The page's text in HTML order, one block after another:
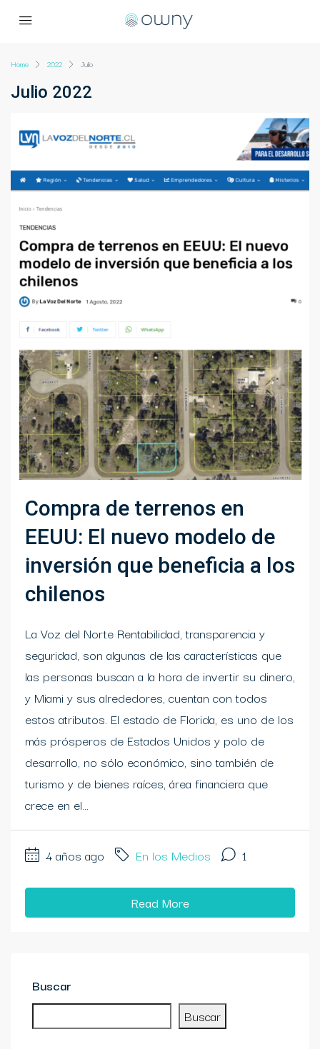
Home 2022 Julio
Julio 2022
Compra de terrenos en
EEUU: El nuevo modelo de
inversión que beneficia a los
chilenos
La Voz del Norte Rentabilidad, transparencia y
seguridad, son algunas de las características que
las personas buscan a la hora de invertir su dinero,
y Miami y sus alrededores, cuentan con todos
estos atributos. El estado de Florida, es uno de los
más prósperos de Estados Unidos y polo de
desarrollo, no sólo económico, sino también de
turismo y de bienes raíces, área financiera que
crece en el...
4 años ago En los Medios 1
Read More
Buscar
Buscar